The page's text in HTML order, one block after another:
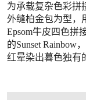
为承载复杂色彩拼
外缝柏金包为型，
Epsom牛皮四色拼
的Sunset Rainbow
红晕染出暮色独有